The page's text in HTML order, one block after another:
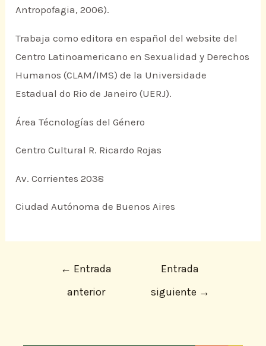
Antropofagia, 2006).
Trabaja como editora en español del website del
Centro Latinoamericano en Sexualidad y Derechos
Humanos (CLAM/IMS) de la Universidade
Estadual do Rio de Janeiro (UERJ).
Área Técnologías del Género
Centro Cultural R. Ricardo Rojas
Av. Corrientes 2038
Ciudad Autónoma de Buenos Aires
← Entrada
anterior
Entrada
siguiente →